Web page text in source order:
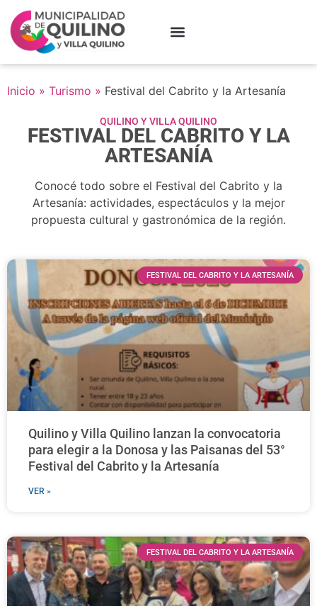
Inicio » Turismo » Festival del Cabrito y la Artesanía
QUILINO Y VILLA QUILINO
FESTIVAL DEL CABRITO Y LA
ARTESANÍA
Conocé todo sobre el Festival del Cabrito y la
Artesanía: actividades, espectáculos y la mejor
propuesta cultural y gastronómica de la región.
FESTIVAL DEL CABRITO Y LA ARTESANÍA
Quilino y Villa Quilino lanzan la convocatoria
para elegir a la Donosa y las Paisanas del 53°
Festival del Cabrito y la Artesanía
VER »
FESTIVAL DEL CABRITO Y LA ARTESANÍA